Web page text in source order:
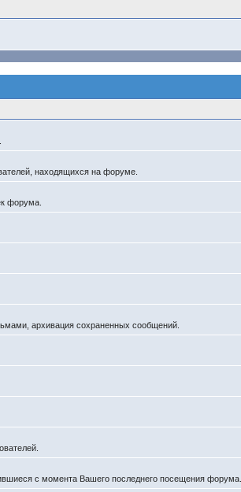
находящихся на форуме.
форума.
архивация сохраненных сообщений.
с момента Вашего последнего посещения форума.